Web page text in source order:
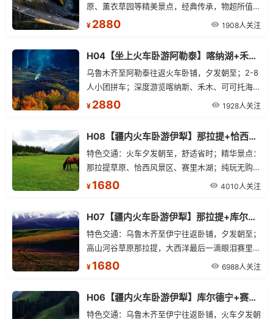
原、薰衣草园等精美景点，经典传承，物超所值。
服务打造：五星好评，讲解专业，专线优秀司导，
¥ 2880 1908人关注
H04【坐上火车卧游阿勒泰】喀纳湖+禾木+可可托海+五彩滩双卧六日游
乌鲁木齐至阿勒泰往返火车卧铺，夕发朝至；2-8
人小团拼车；深度游览喀纳斯、禾木、可可托海、
五彩滩；全程精选酒店，24小时管家服务。
¥ 2880 1928人关注
H08【疆内火车卧游伊犁】那拉提+恰西+赛里木湖火车双卧五日游
特色交通：火车夕发朝至，舒适省时；精华景点：
那拉提草原、恰西风景区、赛里木湖；纯玩无购
物；贴心管家服务。
¥ 1680 4010人关注
H07【疆内火车卧游伊犁】那拉提+库尔德宁+赛里木湖火车双卧五日游
特色交通：乌鲁木齐至伊宁往返卧铺，夕发朝至；
高山河谷草原那拉提，大西洋最后一滴眼泪赛里木
湖，中国绝美十大森林之首库尔德宁；全程零购
¥ 1680 6988人关注
H06【疆内火车卧游伊犁】库尔德宁+赛里木湖火车双卧四日游
特色交通：乌鲁木齐至伊宁往返卧铺，火车夕发朝